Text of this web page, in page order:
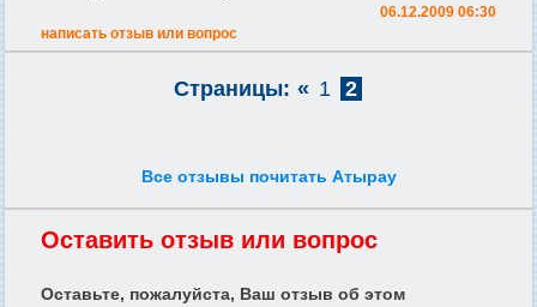
06.12.2009 06:30
написать отзыв или вопрос
Страницы: « 1 2
Все отзывы почитать Атырау
Оставить отзыв или вопрос
Оставьте, пожалуйста, Ваш отзыв об этом